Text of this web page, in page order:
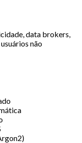
data brokers,
não